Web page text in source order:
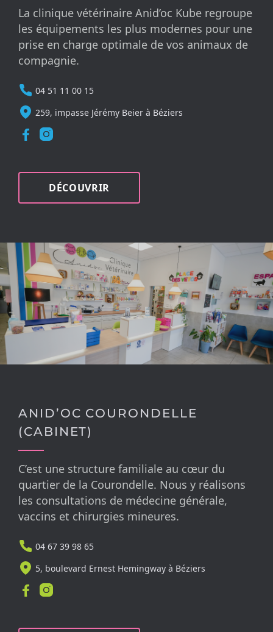
La clinique vétérinaire Anid’oc Kube regroupe
les équipements les plus modernes pour une
prise en charge optimale de vos animaux de
compagnie.
04 51 11 00 15
259, impasse Jérémy Beier à Béziers
DÉCOUVRIR
ANID’OC COURONDELLE
(CABINET)
C’est une structure familiale au cœur du
quartier de la Courondelle. Nous y réalisons
les consultations de médecine générale,
vaccins et chirurgies mineures.
04 67 39 98 65
5, boulevard Ernest Hemingway à Béziers